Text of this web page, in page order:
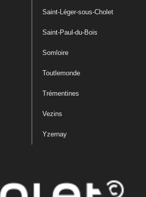
Saint-Léger-sous-Cholet
Saint-Paul-du-Bois
Somloire
Toutlemonde
Trémentines
Vezins
Yzernay